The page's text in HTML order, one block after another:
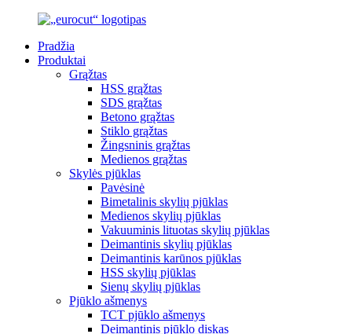
Pradžia
Produktai
Grąžtas
HSS grąžtas
SDS grąžtas
Betono grąžtas
Stiklo grąžtas
Žingsninis grąžtas
Medienos grąžtas
Skylės pjūklas
Pavėsinė
Bimetalinis skylių pjūklas
Medienos skylių pjūklas
Vakuuminis lituotas skylių pjūklas
Deimantinis skylių pjūklas
Deimantinis karūnos pjūklas
HSS skylių pjūklas
Sienų skylių pjūklas
Pjūklo ašmenys
TCT pjūklo ašmenys
Deimantinis pjūklo diskas